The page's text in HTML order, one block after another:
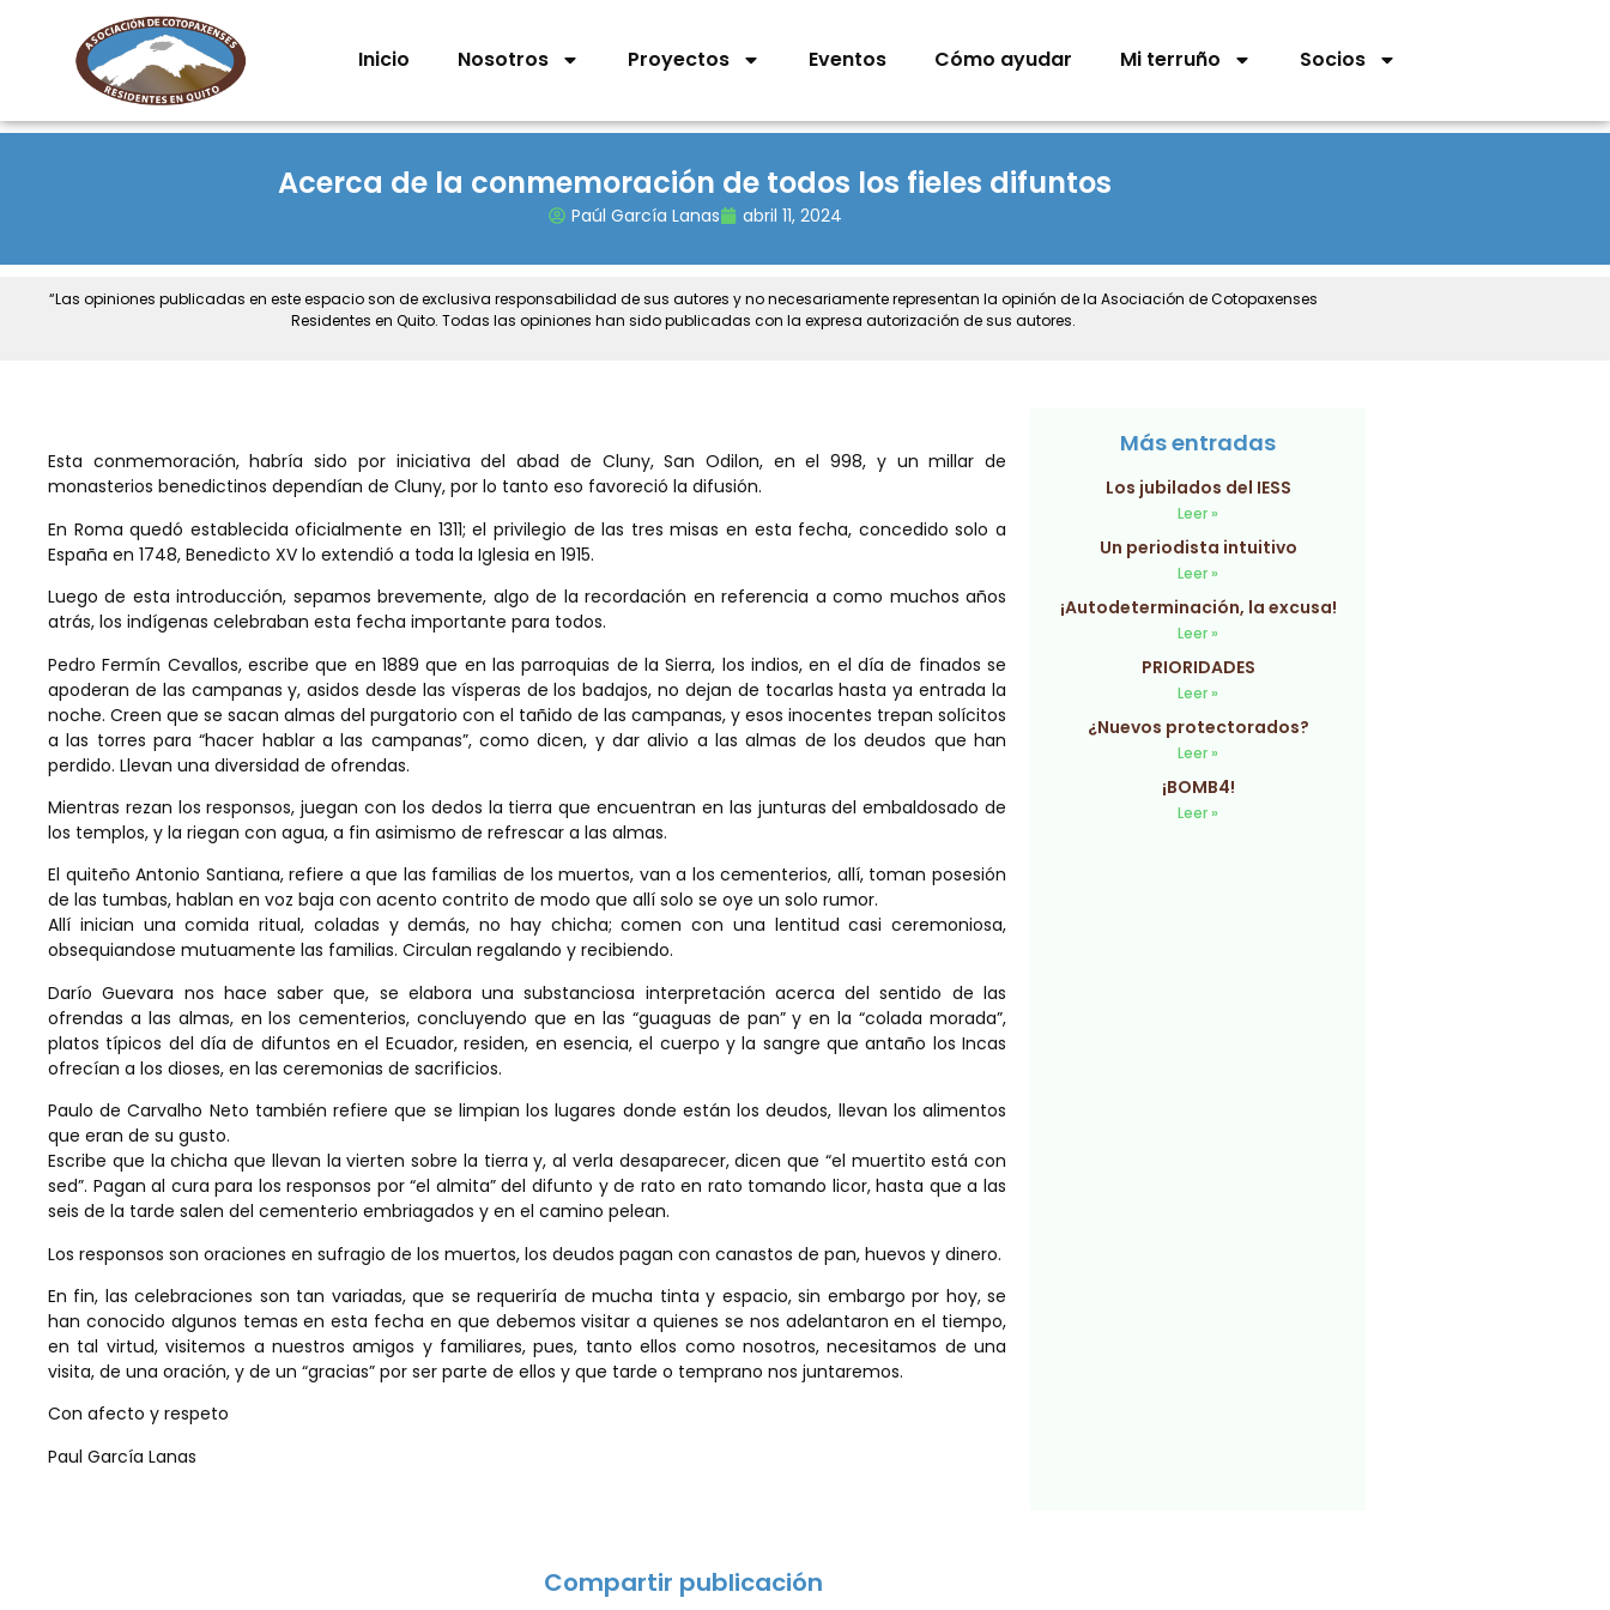
Inicio Nosotros Proyectos Eventos Cómo ayudar Mi terruño Socios
Acerca de la conmemoración de todos los fieles difuntos
Paúl García Lanas abril 11, 2024
“Las opiniones publicadas en este espacio son de exclusiva responsabilidad de sus autores y no necesariamente representan la opinión de la Asociación de Cotopaxenses
Residentes en Quito. Todas las opiniones han sido publicadas con la expresa autorización de sus autores.
Esta conmemoración, habría sido por iniciativa del abad de Cluny, San Odilon, en el 998, y un millar de
monasterios benedictinos dependían de Cluny, por lo tanto eso favoreció la difusión.
En Roma quedó establecida oficialmente en 1311; el privilegio de las tres misas en esta fecha, concedido solo a
España en 1748, Benedicto XV lo extendió a toda la Iglesia en 1915.
Luego de esta introducción, sepamos brevemente, algo de la recordación en referencia a como muchos años
atrás, los indígenas celebraban esta fecha importante para todos.
Pedro Fermín Cevallos, escribe que en 1889 que en las parroquias de la Sierra, los indios, en el día de finados se
apoderan de las campanas y, asidos desde las vísperas de los badajos, no dejan de tocarlas hasta ya entrada la
noche. Creen que se sacan almas del purgatorio con el tañido de las campanas, y esos inocentes trepan solícitos
a las torres para “hacer hablar a las campanas”, como dicen, y dar alivio a las almas de los deudos que han
perdido. Llevan una diversidad de ofrendas.
Mientras rezan los responsos, juegan con los dedos la tierra que encuentran en las junturas del embaldosado de
los templos, y la riegan con agua, a fin asimismo de refrescar a las almas.
El quiteño Antonio Santiana, refiere a que las familias de los muertos, van a los cementerios, allí, toman posesión
de las tumbas, hablan en voz baja con acento contrito de modo que allí solo se oye un solo rumor.
Allí inician una comida ritual, coladas y demás, no hay chicha; comen con una lentitud casi ceremoniosa,
obsequiandose mutuamente las familias. Circulan regalando y recibiendo.
Darío Guevara nos hace saber que, se elabora una substanciosa interpretación acerca del sentido de las
ofrendas a las almas, en los cementerios, concluyendo que en las “guaguas de pan” y en la “colada morada”,
platos típicos del día de difuntos en el Ecuador, residen, en esencia, el cuerpo y la sangre que antaño los Incas
ofrecían a los dioses, en las ceremonias de sacrificios.
Paulo de Carvalho Neto también refiere que se limpian los lugares donde están los deudos, llevan los alimentos
que eran de su gusto.
Escribe que la chicha que llevan la vierten sobre la tierra y, al verla desaparecer, dicen que “el muertito está con
sed”. Pagan al cura para los responsos por “el almita” del difunto y de rato en rato tomando licor, hasta que a las
seis de la tarde salen del cementerio embriagados y en el camino pelean.
Los responsos son oraciones en sufragio de los muertos, los deudos pagan con canastos de pan, huevos y dinero.
En fin, las celebraciones son tan variadas, que se requeriría de mucha tinta y espacio, sin embargo por hoy, se
han conocido algunos temas en esta fecha en que debemos visitar a quienes se nos adelantaron en el tiempo,
en tal virtud, visitemos a nuestros amigos y familiares, pues, tanto ellos como nosotros, necesitamos de una
visita, de una oración, y de un “gracias” por ser parte de ellos y que tarde o temprano nos juntaremos.
Con afecto y respeto
Paul García Lanas
Más entradas
Los jubilados del IESS
Leer »
Un periodista intuitivo
Leer »
¡Autodeterminación, la excusa!
Leer »
PRIORIDADES
Leer »
¿Nuevos protectorados?
Leer »
¡BOMB4!
Leer »
Compartir publicación